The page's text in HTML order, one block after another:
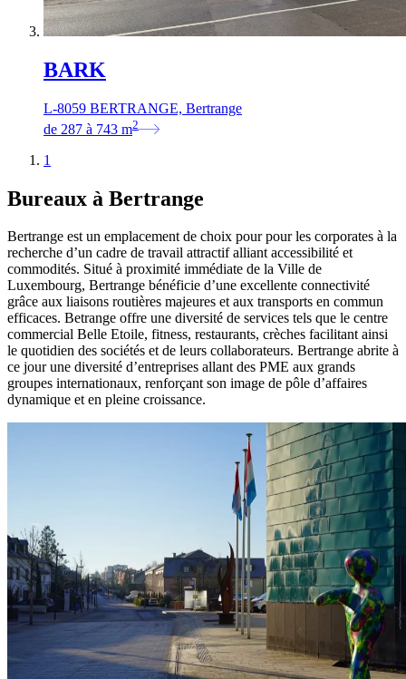
BARK
L-8059 BERTRANGE, Bertrange
de 287 à 743 m2
1
Bureaux à Bertrange
Bertrange est un emplacement de choix pour pour les corporates à la
recherche d’un cadre de travail attractif alliant accessibilité et
commodités. Situé à proximité immédiate de la Ville de
Luxembourg, Bertrange bénéficie d’une excellente connectivité
grâce aux liaisons routières majeures et aux transports en commun
efficaces. Betrange offre une diversité de services tels que le centre
commercial Belle Etoile, fitness, restaurants, crèches facilitant ainsi
le quotidien des sociétés et de leurs collaborateurs. Bertrange abrite à
ce jour une diversité d’entreprises allant des PME aux grands
groupes internationaux, renforçant son image de pôle d’affaires
dynamique et en pleine croissance.